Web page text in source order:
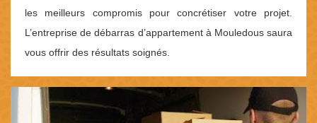
les meilleurs compromis pour concrétiser votre projet.
L’entreprise de débarras d’appartement à Mouledous saura
vous offrir des résultats soignés.